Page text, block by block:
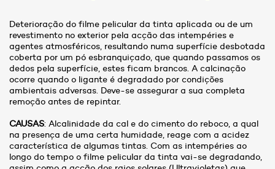
Deterioração do filme pelicular da tinta aplicada ou de um
revestimento no exterior pela acção das intempéries e
agentes atmosféricos, resultando numa superfície desbotada
coberta por um pó esbranquiçado, que quando passamos os
dedos pela superfície, estes ficam brancos. A calcinação
ocorre quando o ligante é degradado por condições
ambientais adversas. Deve-se assegurar a sua completa
remoção antes de repintar.
CAUSAS: Alcalinidade da cal e do cimento do reboco, a qual
na presença de uma certa humidade, reage com a acidez
característica de algumas tintas. Com as intempéries ao
longo do tempo o filme pelicular da tinta vai-se degradando,